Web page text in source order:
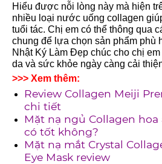
Hiểu được nỗi lòng này mà hiện
nhiều loại nước uống collagen
tuổi tác. Chị em có thể thông qua
chung để lựa chọn sản phẩm phù
Nhật Ký Làm Đẹp chúc cho chị
da và sức khỏe ngày càng cải
>>> Xem thêm:
Review Collagen Meiji
chi tiết
Mặt nạ ngủ Collagen
có tốt không?
Mặt nạ mắt Crystal
Eye Mask review